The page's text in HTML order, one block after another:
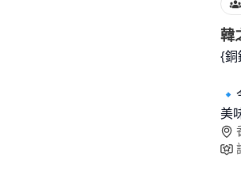
韓
{銅
🔹️
美